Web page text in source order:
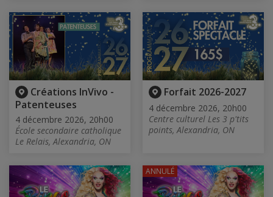
Créations InVivo -
Patenteuses
4 décembre 2026, 20h00
École secondaire catholique
Le Relais, Alexandria, ON
Forfait 2026-2027
4 décembre 2026, 20h00
Centre culturel Les 3 p'tits
points, Alexandria, ON
ANNULÉ